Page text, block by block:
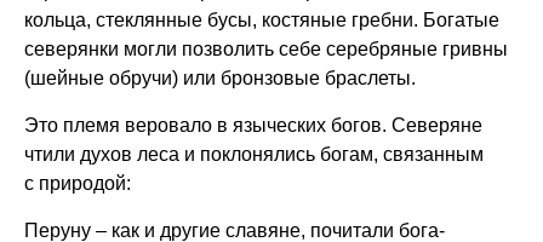
кольца, стеклянные бусы, костяные гребни. Богатые
северянки могли позволить себе серебряные гривны
(шейные обручи) или бронзовые браслеты.
Это племя веровало в языческих богов. Северяне
чтили духов леса и поклонялись богам, связанным
с природой:
Перуну – как и другие славяне, почитали бога-